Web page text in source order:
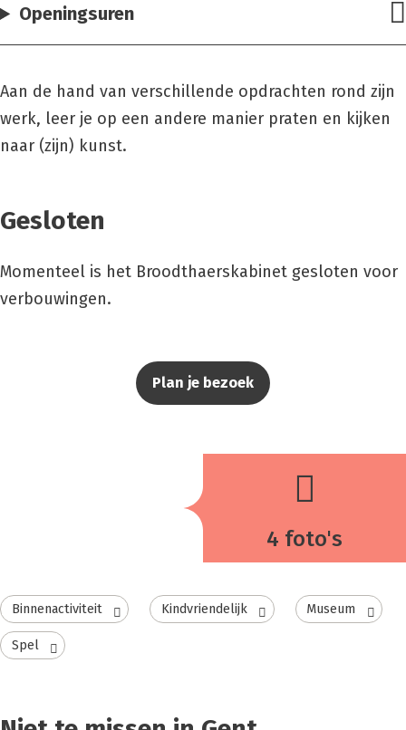
Openingsuren
Aan de hand van verschillende opdrachten rond zijn
werk, leer je op een andere manier praten en kijken
naar (zijn) kunst.
Gesloten
Momenteel is het Broodthaerskabinet gesloten voor
verbouwingen.
Plan je bezoek
4 foto's
Binnenactiviteit Kindvriendelijk Museum
Spel